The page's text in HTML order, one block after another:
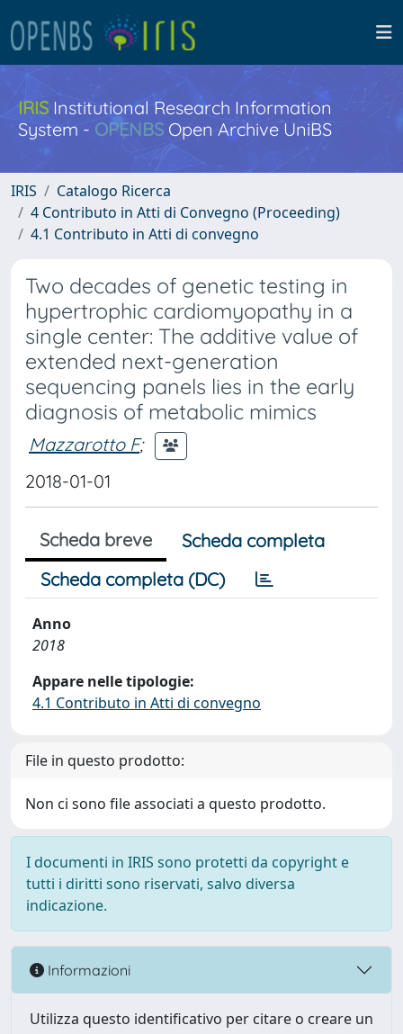
IRISInstitutional Research Information
System - OPENBS Open Archive UniBS
IRIS
Catalogo Ricerca
4 Contributo in Atti di Convegno (Proceeding)
4.1 Contributo in Atti di convegno
Two decades of genetic testing in
hypertrophic cardiomyopathy in a
single center: The additive value of
extended next-generation
sequencing panels lies in the early
diagnosis of metabolic mimics
Mazzarotto F;
2018-01-01
Scheda breve
Scheda completa
Scheda completa (DC)
Anno
2018
Appare nelle tipologie:
4.1 Contributo in Atti di convegno
File in questo prodotto:
Non ci sono file associati a questo prodotto.
I documenti in IRIS sono protetti da copyright e
tutti i diritti sono riservati, salvo diversa
indicazione.
Informazioni
Utilizza questo identificativo per citare o creare un